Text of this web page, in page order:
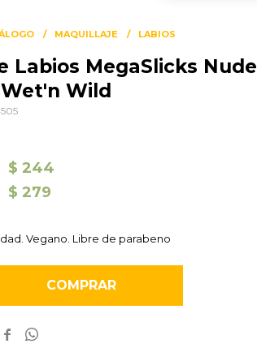
MAQUILLAJE LABIOS
Labios MegaSlicks Nude
Wild
$ 244
$ 279
Vegano. Libre de parabeno
COMPRAR
 